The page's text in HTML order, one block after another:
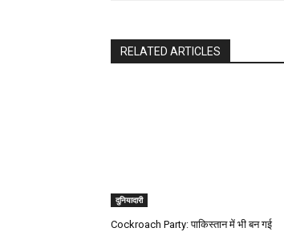
RELATED ARTICLES
दुनियादारी
Cockroach Party: पाकिस्तान में भी बन गई